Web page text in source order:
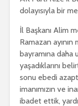
dolayısıyla bir
İl Başkanı Alim
Ramazan
bayramına daha
yaşadıklarını
sonu ebedi
imanımızın ve
ibadet ettik,